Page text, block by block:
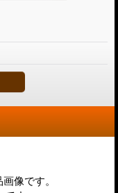
像です。